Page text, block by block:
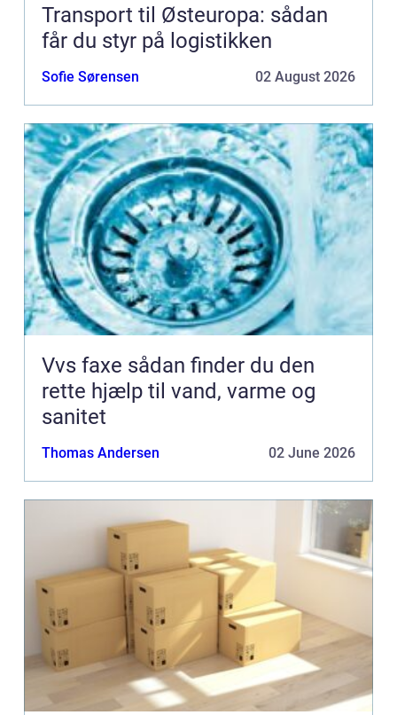
Transport til Østeuropa: sådan
får du styr på logistikken
Sofie Sørensen 02 August 2026
Vvs faxe sådan finder du den
rette hjælp til vand, varme og
sanitet
Thomas Andersen 02 June 2026